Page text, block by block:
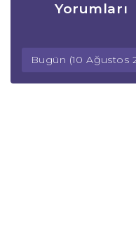
Yorumları
Bugün (10 Ağustos